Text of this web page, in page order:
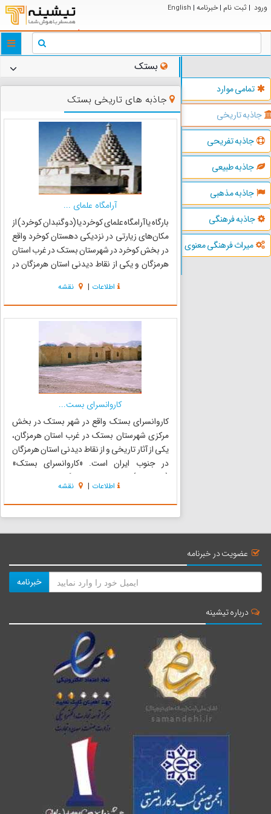
ورود | ثبت نام | خبرنامه |
English
تمامی موارد
جاذبه تاریخی
جاذبه تفریحی
جاذبه طبیعی
جاذبه مذهبی
جاذبه فرهنگی
میراث فرهنگی معنوی
بستک
جاذبه های تاریخی بستک
آرامگاه علمای ...
بارگاه یا آرامگاه علمای کوخرد یا (دوگنبدان کوخرد) از
مکان‌های زیارتی در نزدیکی دهستان کوخرد واقع
در بخش کوخرد در شهرستان بستک در غرب استان
هرمزگان و یکی از نقاط دیدنی استان هرمزگان در
جاده بستک به بندر لنگه است. این آرامگاه در میان
گورستان...
اطلاعات | نقشه
کاروانسرای بست...
کاروانسرای بستک واقع در شهر بستک در بخش
مرکزی شهرستان بستک در غرب استان هرمزگان،
یکی از آثار تاریخی و از نقاط دیدنی استان هرمزگان
در جنوب ایران است. «کاروانسرای بستک»
(کاروانسرا) سر پناهی واسترا حتگاهی در مسیر جاده
بازارگانی لار، بندر لنگه به بندر عباس بوده‌است. این
کاروانسرا دارای ح...
اطلاعات | نقشه
عضویت در خبرنامه
خبرنامه
درباره تیشینه